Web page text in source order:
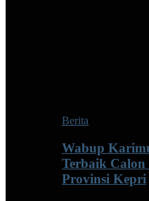
Berita
Wabup
Terbaik
Provinsi Kepri